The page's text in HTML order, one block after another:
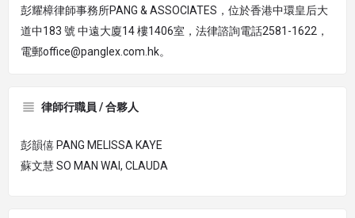
彭耀樟律師事務所PANG & ASSOCIATES，位於香港中環皇后大
道中183 號 中遠大廈14 樓1406室，法律諮詢電話2581-1622，
電郵office@panglex.com.hk。
律師行職員 / 合夥人
彭韻僖 PANG MELISSA KAYE
蘇文慧 SO MAN WAI, CLAUDA